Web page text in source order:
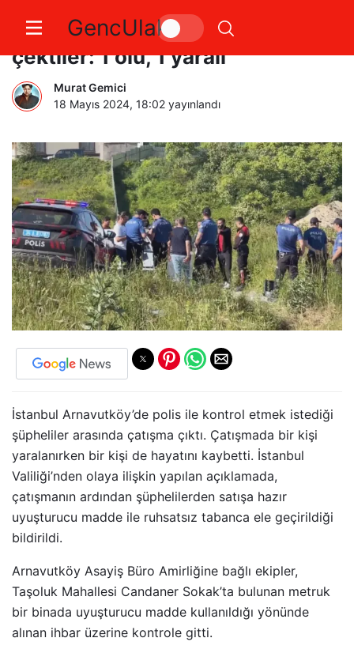
GencUlak
Arnavutköy’de polise silah
çektiler: 1 ölü, 1 yaralı
Murat Gemici
18 Mayıs 2024, 18:02 yayınlandı
İstanbul Arnavutköy’de polis ile kontrol etmek istediği
şüpheliler arasında çatışma çıktı. Çatışmada bir kişi
yaralanırken bir kişi de hayatını kaybetti. İstanbul
Valiliği’nden olaya ilişkin yapılan açıklamada,
çatışmanın ardından şüphelilerden satışa hazır
uyuşturucu madde ile ruhsatsız tabanca ele geçirildiği
bildirildi.
Arnavutköy Asayiş Büro Amirliğine bağlı ekipler,
Taşoluk Mahallesi Candaner Sokak’ta bulunan metruk
bir binada uyuşturucu madde kullanıldığı yönünde
alınan ihbar üzerine kontrole gitti.